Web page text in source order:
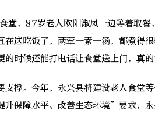
，87岁老人欧阳淑凤一边等着取餐
这吃饭了，两荤一素一汤，都煮得
时候还能打电话让食堂送上门，真
撑。今年，永兴县将建设老人食堂等
保障水平、改善生态环境”要求，